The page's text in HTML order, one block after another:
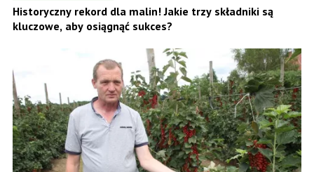
Historyczny rekord dla malin! Jakie trzy składniki są
kluczowe, aby osiągnąć sukces?